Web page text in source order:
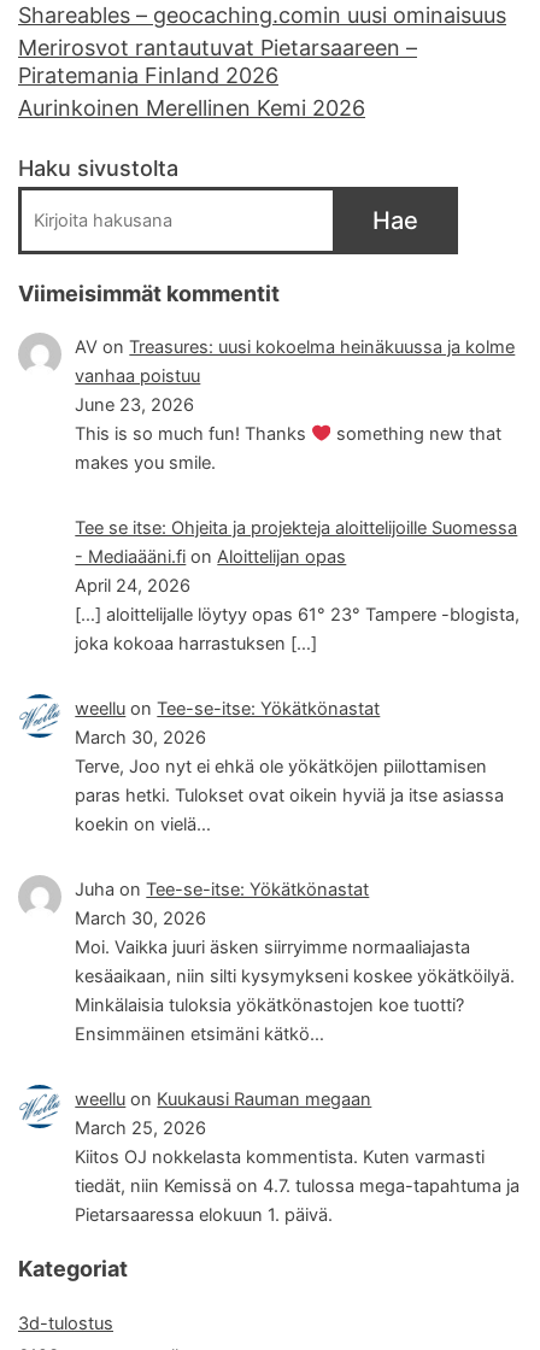
Shareables – geocaching.comin uusi ominaisuus
Merirosvot rantautuvat Pietarsaareen –
Piratemania Finland 2026
Aurinkoinen Merellinen Kemi 2026
Haku sivustolta
Hae
Viimeisimmät kommentit
AV onTreasures: uusi kokoelma heinäkuussa ja kolme
vanhaa poistuu
June 23, 2026
This is so much fun! Thanks
something new that
makes you smile.
Tee se itse: Ohjeita ja projekteja aloittelijoille Suomessa
- Mediaääni.fi onAloittelijan opas
April 24, 2026
[…] aloittelijalle löytyy opas 61° 23° Tampere -blogista,
joka kokoaa harrastuksen […]
weellu onTee-se-itse: Yökätkönastat
March 30, 2026
Terve, Joo nyt ei ehkä ole yökätköjen piilottamisen
paras hetki. Tulokset ovat oikein hyviä ja itse asiassa
koekin on vielä…
Juha onTee-se-itse: Yökätkönastat
March 30, 2026
Moi. Vaikka juuri äsken siirryimme normaaliajasta
kesäaikaan, niin silti kysymykseni koskee yökätköilyä.
Minkälaisia tuloksia yökätkönastojen koe tuotti?
Ensimmäinen etsimäni kätkö…
weellu on Kuukausi Rauman megaan
March 25, 2026
Kiitos OJ nokkelasta kommentista. Kuten varmasti
tiedät, niin Kemissä on 4.7. tulossa mega-tapahtuma ja
Pietarsaaressa elokuun 1. päivä.
Kategoriat
3d-tulostus